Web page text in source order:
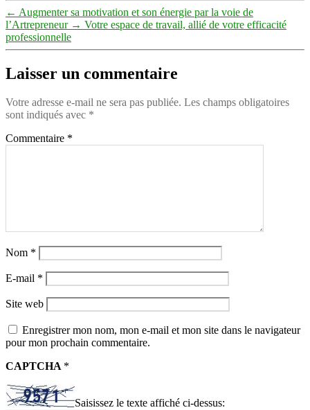
← Augmenter sa motivation et son énergie par la voie de
l’Artrepreneur → Votre espace de travail, allié de votre efficacité
professionnelle
Laisser un commentaire
Votre adresse e-mail ne sera pas publiée. Les champs obligatoires
sont indiqués avec *
Commentaire *
Nom *
E-mail *
Site web
Enregistrer mon nom, mon e-mail et mon site dans le navigateur
pour mon prochain commentaire.
CAPTCHA *
Saisissez le texte affiché ci-dessus: